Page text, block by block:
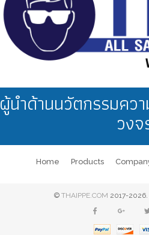
นำด้านนวัตกรรมคว
วงจ
Home Products
© THAIPPE.COM 2017-